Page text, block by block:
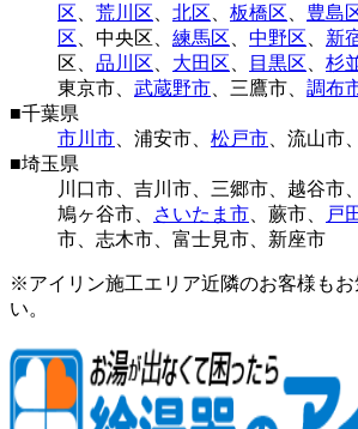
区
荒川区 北区 板橋区 豊島
区
中央区 練馬区 中野区 新
区
品川区 大田区 目黒区 杉
東京市
武蔵野市 三鷹市 調布
■千葉県
市川市
浦安市 松戸市 流山市
■埼玉県
川口市
吉川市 三郷市 越谷市
鳩ヶ谷市
さいたま市 蕨市 戸
市
志木市 富士見市 新座市
※アイリン施工エリア近隣のお客様もお
い。